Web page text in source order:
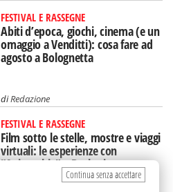
FESTIVAL E RASSEGNE
Abiti d’epoca, giochi, cinema (e un
omaggio a Venditti): cosa fare ad
agosto a Bolognetta
diRedazione
FESTIVAL E RASSEGNE
Film sotto le stelle, mostre e viaggi
virtuali: le esperienze con
"Animaphix" a Bagheria
Continua senza accettare